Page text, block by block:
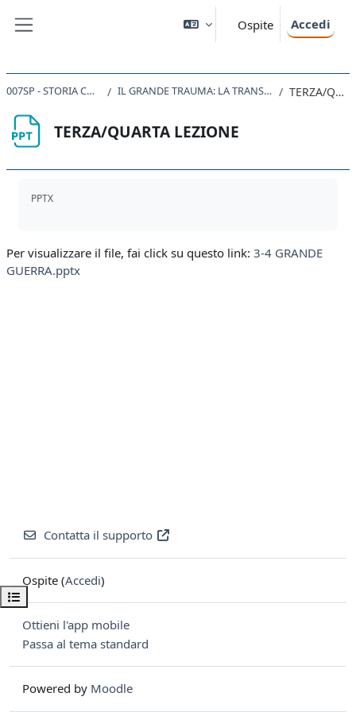
Ospite Accedi
Apri indice del corso
007SP - STORIA CONTEMPORANEA 2019 IL GRANDE TRAUMA: LA TRANSIZIONE DALLA PRIMA GUERRA MONDIALE ALLA PACE TERZA/QUARTA LEZIONE
TERZA/QUARTA LEZIONE
PPTX
Per visualizzare il file, fai click su questo link: 3-4 GRANDE
GUERRA.pptx
Contatta il supporto
Ospite (Accedi)
Ottieni l'app mobile
Passa al tema standard
Powered by Moodle